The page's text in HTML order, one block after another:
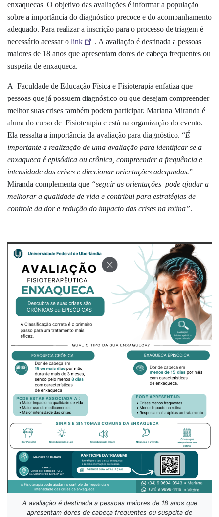
enxaquecas. O objetivo das avaliações é informar a população
sobre a importância do diagnóstico precoce e do acompanhamento
adequado. Para realizar a inscrição para o processo de triagem é
necessário acessar o link
. A avaliação é destinada a pessoas
maiores de 18 anos que apresentam dores de cabeça frequentes ou
suspeita de enxaqueca.
A Faculdade de Educação Física e Fisioterapia enfatiza que
pessoas que já possuem diagnóstico ou que desejam compreender
melhor suas crises também podem participar. Mariana Miranda é
aluna do curso de Fisioterapia e está na organização do evento.
Ela ressalta a importância da avaliação para diagnóstico. “É
importante a realização de uma avaliação para identificar se a
enxaqueca é episódica ou crônica, compreender a frequência e
intensidade das crises e direcionar orientações adequadas.”
Miranda complementa que “seguir as orientações pode ajudar a
melhorar a qualidade de vida e contribui para estratégias de
controle da dor e redução do impacto das crises na rotina”.
A avaliação é destinada a pessoas maiores de 18 anos que
apresentam dores de cabeça frequentes ou suspeita de